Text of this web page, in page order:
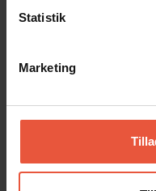
Statistik
Marketing
rengøring (fredag/lørdag)
Nøgler afhentes som
vha. kode. I disse